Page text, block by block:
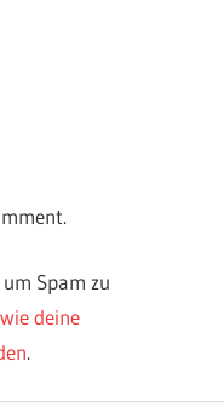
Spam zu
deine
.